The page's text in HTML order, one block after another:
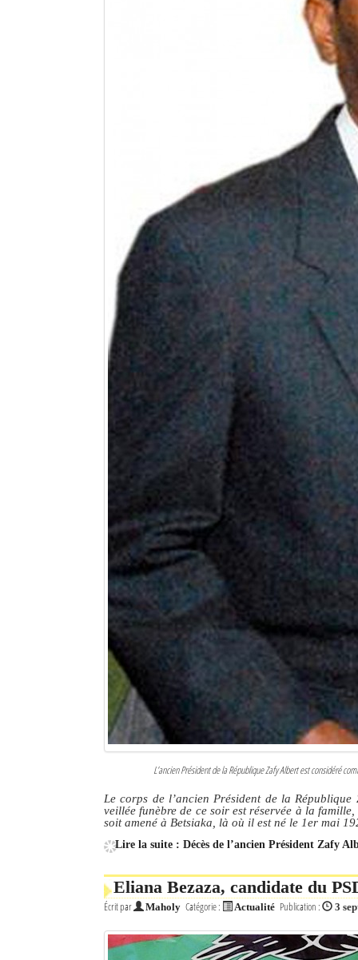
L’ancien Président de la République Zafy Albert est considéré
Le corps de l’ancien Président de la
veillée funèbre de ce soir est réservée à la
soit amené à Betsiaka, là où il est né le 1er mai
Lire la suite : Décès de l’ancien Président Zafy
Eliana Bezaza, candidate du
Écrit par Maholy Catégorie : Actualité Publication : 3